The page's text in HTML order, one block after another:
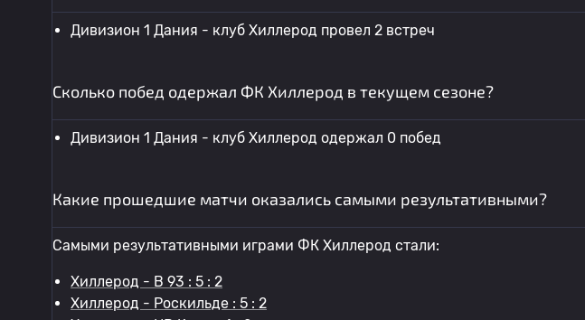
Дивизион 1 Дания - клуб Хиллерод провел 2 встреч
Сколько побед одержал ФК Хиллерод в текущем сезоне?
Дивизион 1 Дания - клуб Хиллерод одержал 0 побед
Какие прошедшие матчи оказались самыми результативными?
Самыми результативными играми ФК Хиллерод стали:
Хиллерод - B 93 : 5 : 2
Хиллерод - Роскильде : 5 : 2